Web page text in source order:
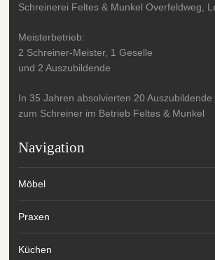
Schreinerei Feltes & Munkel Overfeldweg,
Meisterbetrieb:
2 Schreiner-Meister, 1 Geselle
und 2 Auszubildende
In 35 Jahren absolvierten 20 Auszubildende
zum Schreiner im Betrieb Feltes & Munkel
Navigation
Möbel
Praxen
Küchen